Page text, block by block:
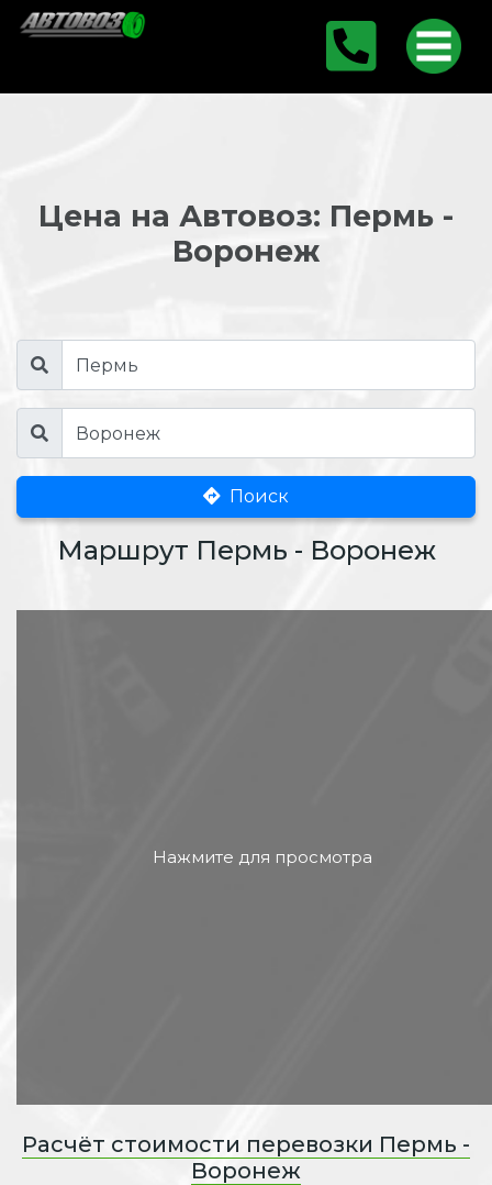
Цена на Автовоз: Пермь -
Воронеж
Поиск
Маршрут Пермь - Воронеж
Расчёт стоимости перевозки Пермь -
Воронеж